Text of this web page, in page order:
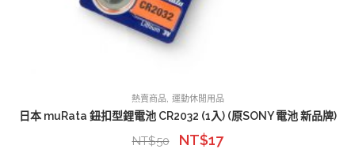
熱賣商品 運動休閒用品
日本 muRata 鈕扣型鋰電池 CR2032 (1入) (原SONY 電池 新品牌)
NT$50 NT$17